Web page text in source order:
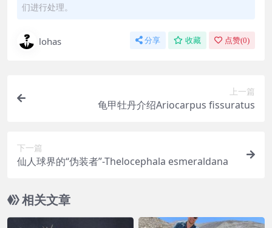
们进行处理。
lohas 分享 收藏 点赞(0)
上一篇
龟甲牡丹介绍Ariocarpus fissuratus
下一篇
仙人球界的“伪装者”-Thelocephala esmeraldana
相关文章